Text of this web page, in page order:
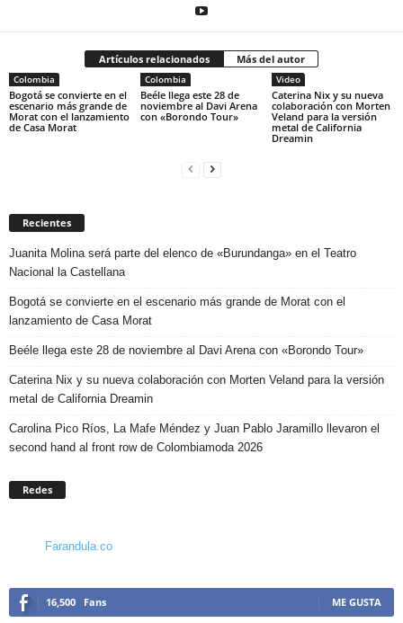
Artículos relacionados Más del autor
Colombia
Bogotá se convierte en el
escenario más grande de
Morat con el lanzamiento
de Casa Morat
Colombia
Beéle llega este 28 de
noviembre al Davi Arena
con «Borondo Tour»
Video
Caterina Nix y su nueva
colaboración con Morten
Veland para la versión
metal de California
Dreamin
Recientes
Juanita Molina será parte del elenco de «Burundanga» en el Teatro
Nacional la Castellana
Bogotá se convierte en el escenario más grande de Morat con el
lanzamiento de Casa Morat
Beéle llega este 28 de noviembre al Davi Arena con «Borondo Tour»
Caterina Nix y su nueva colaboración con Morten Veland para la versión
metal de California Dreamin
Carolina Pico Ríos, La Mafe Méndez y Juan Pablo Jaramillo llevaron el
second hand al front row de Colombiamoda 2026
Redes
Farandula.co
16,500 Fans ME GUSTA